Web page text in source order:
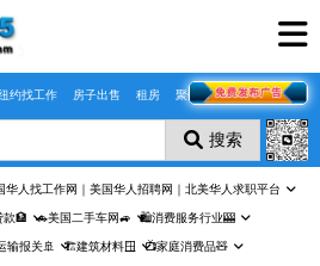
约找工作 房子出售 租房 聚合页
搜索
人找工作网｜美国华人招聘网｜北美华人求职平台
款🏦 🚗美国二手车网🚙 🛍️消费服务行业🎰
输报关🚢 🏗️建筑材料🪟 📺家庭消费品🧸